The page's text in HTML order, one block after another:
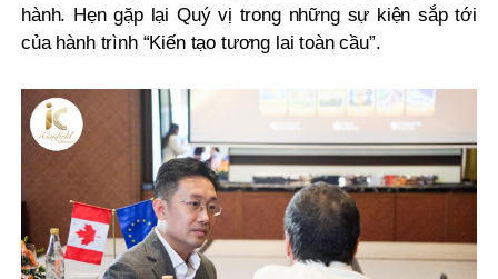
hành. Hẹn gặp lại Quý vị trong những sự kiện sắp tới
của hành trình “Kiến tạo tương lai toàn cầu”.